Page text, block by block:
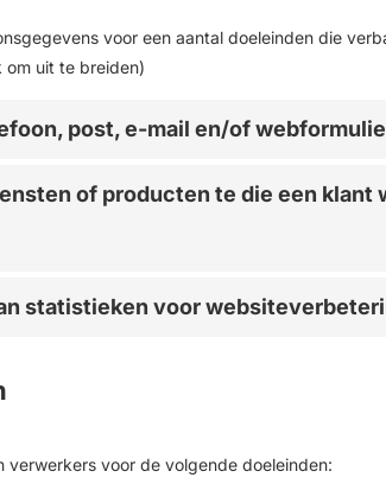
voor een aantal doeleinden die
uit te breiden)
post, e-mail en/of
of producten te die een klant
statistieken voor
voor de volgende doeleinden: